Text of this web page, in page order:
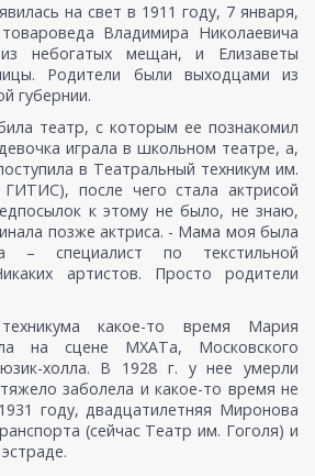
на свет в 1911 году, 7 января,
Владимира Николаевича
небогатых мещан, и Елизаветы
Родители были выходцами из
губернии.
театр, с которым ее познакомил
играла в школьном театре, а,
в Театральный техникум им.
ГИТИС), после чего стала актрисой
к этому не было, не знаю,
позже актриса. - Мама моя была
– специалист по текстильной
артистов. Просто родители
какое-то время Мария
на сцене МХАТа, Московского
холла. В 1928 г. у нее умерли
заболела и какое-то время не
году, двадцатилетняя Миронова
(сейчас Театр им. Гоголя) и